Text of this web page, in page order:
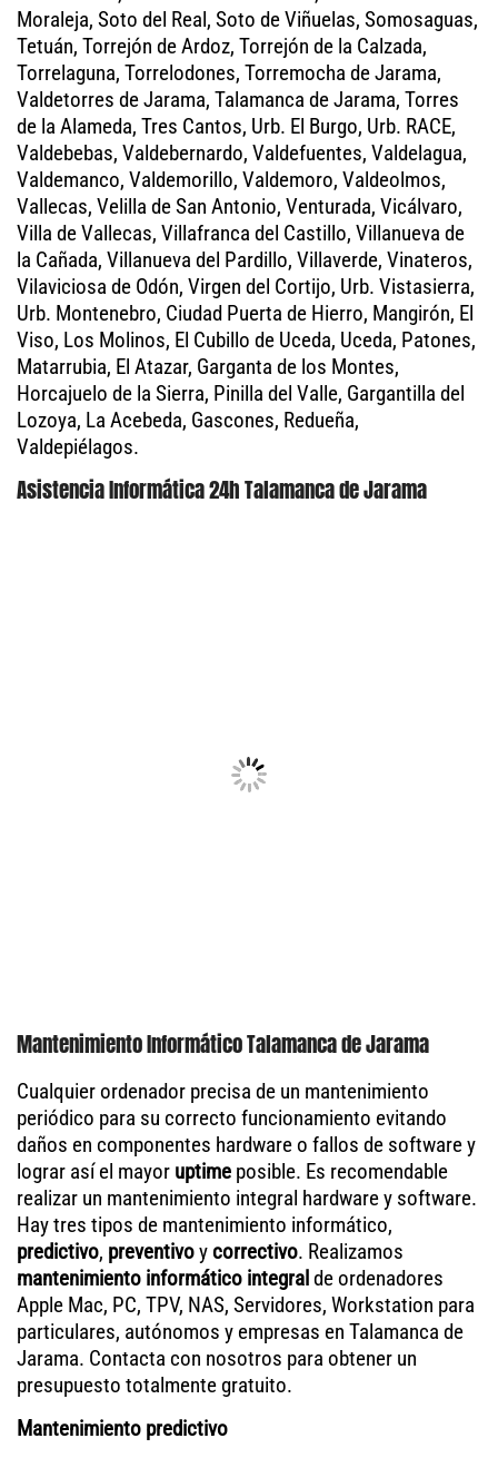
Moraleja, Soto del Real, Soto de Viñuelas, Somosaguas,
Tetuán, Torrejón de Ardoz, Torrejón de la Calzada,
Torrelaguna, Torrelodones, Torremocha de Jarama,
Valdetorres de Jarama, Talamanca de Jarama, Torres
de la Alameda, Tres Cantos, Urb. El Burgo, Urb. RACE,
Valdebebas, Valdebernardo, Valdefuentes, Valdelagua,
Valdemanco, Valdemorillo, Valdemoro, Valdeolmos,
Vallecas, Velilla de San Antonio, Venturada, Vicálvaro,
Villa de Vallecas, Villafranca del Castillo, Villanueva de
la Cañada, Villanueva del Pardillo, Villaverde, Vinateros,
Vilaviciosa de Odón, Virgen del Cortijo, Urb. Vistasierra,
Urb. Montenebro, Ciudad Puerta de Hierro, Mangirón, El
Viso, Los Molinos, El Cubillo de Uceda, Uceda, Patones,
Matarrubia, El Atazar, Garganta de los Montes,
Horcajuelo de la Sierra, Pinilla del Valle, Gargantilla del
Lozoya, La Acebeda, Gascones, Redueña,
Valdepiélagos.
Asistencia Informática 24h Talamanca de Jarama
Mantenimiento Informático Talamanca de Jarama
Cualquier ordenador precisa de un mantenimiento
periódico para su correcto funcionamiento evitando
daños en componentes hardware o fallos de software y
lograr así el mayor uptime posible. Es recomendable
realizar un mantenimiento integral hardware y software.
Hay tres tipos de mantenimiento informático,
predictivo, preventivoy correctivo. Realizamos
mantenimiento informático integralde ordenadores
Apple Mac, PC, TPV, NAS, Servidores, Workstation para
particulares, autónomos y empresas en Talamanca de
Jarama. Contacta con nosotros para obtener un
presupuesto totalmente gratuito.
Mantenimiento predictivo